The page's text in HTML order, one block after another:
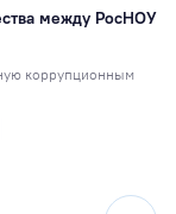
между РосНОУ
коррупционным